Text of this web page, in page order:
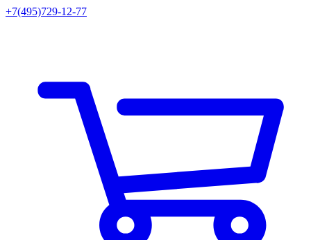
+7(495)729-12-77